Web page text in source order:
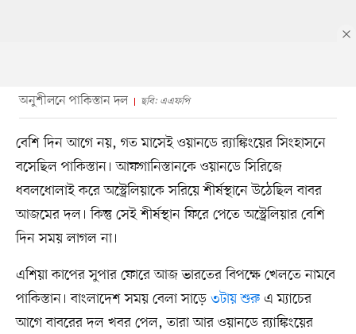
অনুশীলনে পাকিস্তান দল ছবি: এএফপি
বেশি দিন আগে নয়, গত মাসেই ওয়ানডে র‌্যাঙ্কিংয়ের সিংহাসনে
বসেছিল পাকিস্তান। আফগানিস্তানকে ওয়ানডে সিরিজে
ধবলধোলাই করে অস্ট্রেলিয়াকে সরিয়ে শীর্ষস্থানে উঠেছিল বাবর
আজমের দল। কিন্তু সেই শীর্ষস্থান ফিরে পেতে অস্ট্রেলিয়ার বেশি
দিন সময় লাগল না।
এশিয়া কাপের সুপার ফোরে আজ ভারতের বিপক্ষে খেলতে নামবে
পাকিস্তান। বাংলাদেশ সময় বেলা সাড়ে ৩টায় শুরুএ ম্যাচের
আগে বাবরের দল খবর পেল, তারা আর ওয়ানডে র‌্যাঙ্কিংয়ের